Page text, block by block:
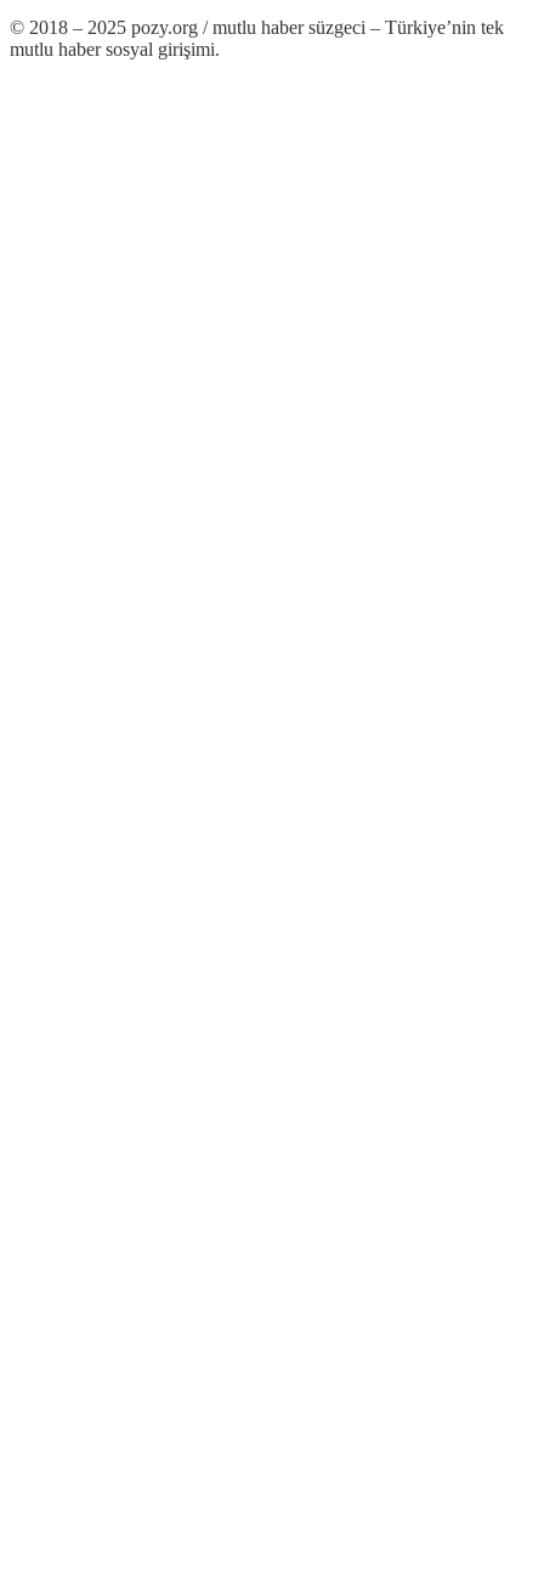
© 2018 – 2025 pozy.org / mutlu haber süzgeci – Türkiye’nin tek
mutlu haber sosyal girişimi.